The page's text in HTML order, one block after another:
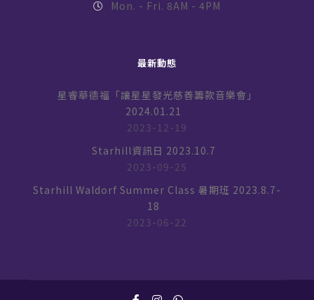
Mon. - Fri. 8AM - 4PM
最新動態
星睿華德福「讓星星發光慈善籌款音樂會」
2024.01.21
2023-12-19
Starhill資訊日 2023.10.7
2023-09-25
Starhill Waldorf Summer Class 暑期班 2023.8.7-
18
2023-06-22